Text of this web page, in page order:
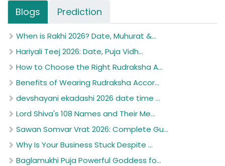
Blogs Prediction
When is Rakhi 2026? Date, Muhurat &...
Hariyali Teej 2026: Date, Puja Vidh...
How to Choose the Right Rudraksha A...
Benefits of Wearing Rudraksha Accor...
devshayani ekadashi 2026 date time ...
Lord Shiva's 108 Names and Their Me...
Sawan Somvar Vrat 2026: Complete Gu...
Why Is Your Business Stuck Despite ...
Baglamukhi Puja Powerful Goddess fo...